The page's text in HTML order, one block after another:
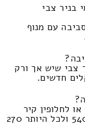
בניר צבי
עם מנוף
צבי שיש אך ורק
לחלופין קיר
בעיר ניר צבי דרך שירותי מנוף התמחור הוא 540 ולכל היותר 270